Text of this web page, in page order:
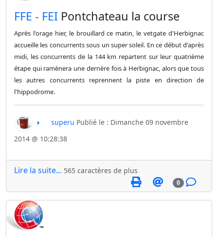
​FFE - FEI Pontchateau la course
Après l'orage hier, le brouillard ce matin, le vetgate d'Herbignac
accueille les concurrents sous un super soleil. En ce début d'après
midi, les concurrents de la 144 km repartent sur leur quatrième
étape qui ramènera une dernère fois à Herbignac, alors que tous
les autres concurrents reprennent la piste en direction de
l'hippodrome.
superu Publié le : Dimanche 09 novembre
2014 @ 10:28:38
Lire la suite... 565 caractères de plus
0